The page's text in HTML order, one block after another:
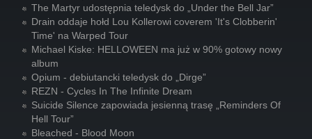
The Martyr udostępnia teledysk do „Under the Bell Jar”
Drain oddaje hołd Lou Kollerowi coverem 'It's Clobberin'
Time' na Warped Tour
Michael Kiske: HELLOWEEN ma już w 90% gotowy nowy
album
Opium - debiutancki teledysk do „Dirge”
REZN - Cycles In The Infinite Dream
Suicide Silence zapowiada jesienną trasę „Reminders Of
Hell Tour”
Bleached - Blood Moon